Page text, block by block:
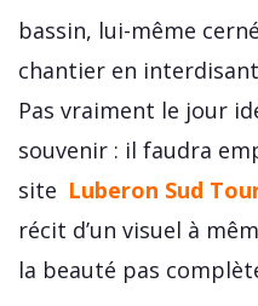
bassin, lui-même
chantier en
Pas vraiment le jour
souvenir : il faudra
site Luberon Sud
récit d’un visuel à
la beauté pas